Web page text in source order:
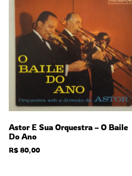
Astor E Sua Orquestra – O Baile
Do Ano
R$80,00